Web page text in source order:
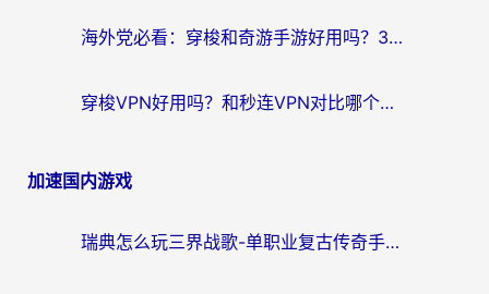
海外党必看：穿梭和奇游手游好用吗？3步选对回国加速器，流畅看CCTV5海外直播
穿梭VPN好用吗？和秒连VPN对比哪个回国效果更好？海外党亲测实用指南
加速国内游戏
瑞典怎么玩三界战歌-单职业复古传奇手游？海外党国服游戏加速终极指南